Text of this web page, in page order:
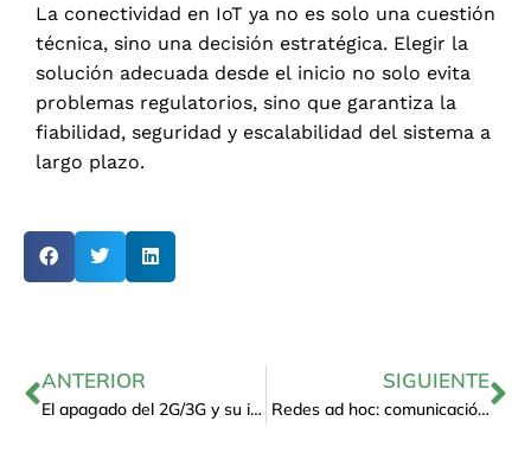
La conectividad en IoT ya no es solo una cuestión
técnica, sino una decisión estratégica. Elegir la
solución adecuada desde el inicio no solo evita
problemas regulatorios, sino que garantiza la
fiabilidad, seguridad y escalabilidad del sistema a
largo plazo.
ANTERIOR
El apagado del 2G/3G y su impacto en IoT
SIGUIENTE
Redes ad hoc: comunicación